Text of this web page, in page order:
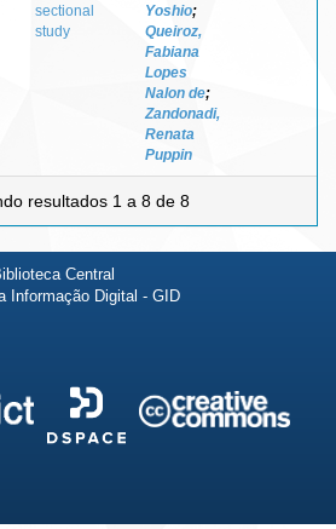
sectional
study
Yoshio;
Queiroz,
Fabiana
Lopes
Nalon de;
Zandonadi,
Renata
Puppin
resultados 1 a 8 de 8
Central
Informação Digital - GID